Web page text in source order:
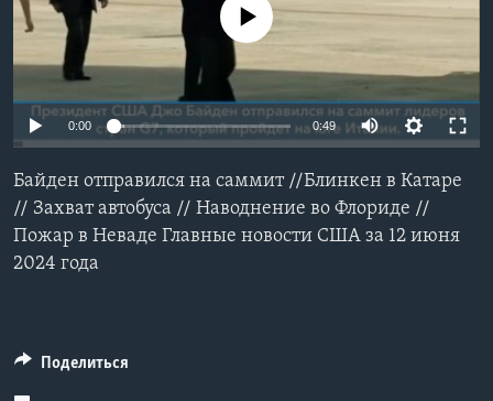
Learning English
СОЦИАЛЬНЫЕ СЕТИ
Языки
No media source currently available
0:00 0:49
Байден отправился на саммит //Блинкен в Катаре
// Захват автобуса // Наводнение во Флориде //
Пожар в Неваде Главные новости США за 12 июня
2024 года
Поделиться